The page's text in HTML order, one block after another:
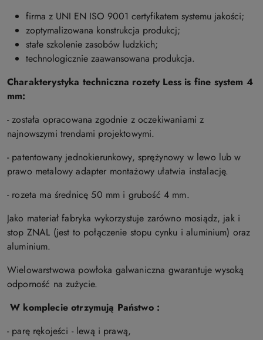
firma z UNI EN ISO 9001 certyfikatem systemu jakości;
zoptymalizowana konstrukcja produkcj;
stałe szkolenie zasobów ludzkich;
technologicznie zaawansowana produkcja.
Charakterystyka techniczna rozety Less is fine system 4
mm:
- została opracowana zgodnie z oczekiwaniami z
najnowszymi trendami projektowymi.
- patentowany jednokierunkowy, sprężynowy w lewo lub w
prawo metalowy adapter montażowy ułatwia instalację.
- rozeta ma średnicę 50 mm i grubość 4 mm.
Jako materiał fabryka wykorzystuje zarówno mosiądz, jak i
stop ZNAL (jest to połączenie stopu cynku i aluminium) oraz
aluminium.
Wielowarstwowa powłoka galwaniczna gwarantuje wysoką
odporność na zużycie.
W komplecie otrzymują Państwo :
- parę rękojeści - lewą i prawą,